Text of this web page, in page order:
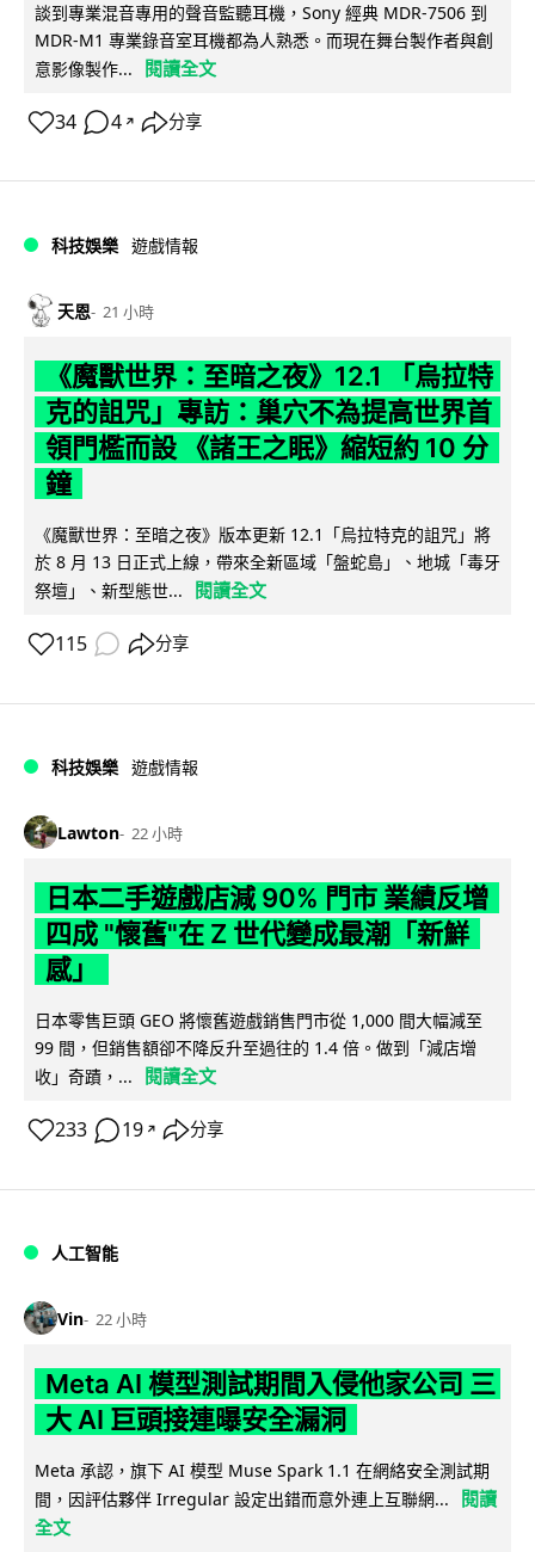
談到專業混音專用的聲音監聽耳機，Sony 經典 MDR-7506 到
MDR-M1 專業錄音室耳機都為人熟悉。而現在舞台製作者與創
意影像製作...
閱讀全文
34 4 ↗ 分享
科技娛樂 遊戲情報
天恩 21 小時
《魔獸世界：至暗之夜》12.1 「烏拉特
克的詛咒」專訪：巢穴不為提高世界首
領門檻而設 《諸王之眠》縮短約 10 分
鐘
《魔獸世界：至暗之夜》版本更新 12.1「烏拉特克的詛咒」將
於 8 月 13 日正式上線，帶來全新區域「盤蛇島」、地城「毒牙
祭壇」、新型態世...
閱讀全文
115 分享
科技娛樂 遊戲情報
Lawton 22 小時
日本二手遊戲店減 90% 門市 業績反增
四成 "懷舊"在 Z 世代變成最潮「新鮮
感」
日本零售巨頭 GEO 將懷舊遊戲銷售門市從 1,000 間大幅減至
99 間，但銷售額卻不降反升至過往的 1.4 倍。做到「減店增
收」奇蹟，...
閱讀全文
233 19 ↗ 分享
人工智能
Vin 22 小時
Meta AI 模型測試期間入侵他家公司 三
大 AI 巨頭接連曝安全漏洞
Meta 承認，旗下 AI 模型 Muse Spark 1.1 在網絡安全測試期
間，因評估夥伴 Irregular 設定出錯而意外連上互聯網...
閱讀
全文